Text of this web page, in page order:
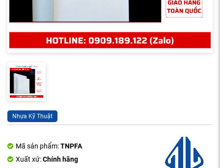
Nhựa Kỹ Thuật
Mã sản phẩm:TNPFA
Xuất xứ:Chính hãng